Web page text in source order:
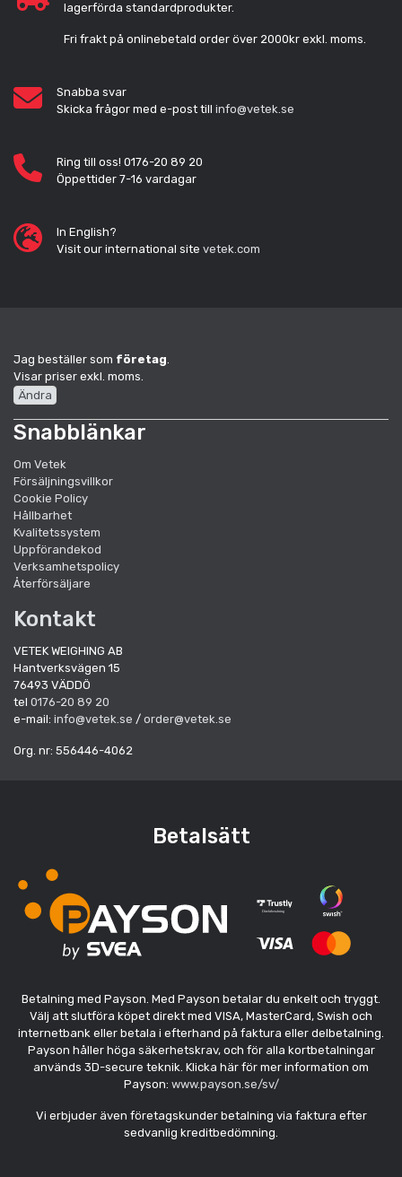
lagerförda standardprodukter.
Fri frakt på onlinebetald order över 2000kr exkl. moms.
Snabba svar
Skicka frågor med e-post till info@vetek.se
Ring till oss! 0176-20 89 20
Öppettider 7-16 vardagar
In English?
Visit our international site vetek.com
Jag beställer som företag.
Visar priser exkl. moms.
Ändra
Snabblänkar
Om Vetek
Försäljningsvillkor
Cookie Policy
Hållbarhet
Kvalitetssystem
Uppförandekod
Verksamhetspolicy
Återförsäljare
Kontakt
VETEK WEIGHING AB
Hantverksvägen 15
76493 VÄDDÖ
tel 0176-20 89 20
e-mail: info@vetek.se / order@vetek.se
Org. nr: 556446-4062
Betalsätt
Betalning med Payson. Med Payson betalar du enkelt och tryggt.
Välj att slutföra köpet direkt med VISA, MasterCard, Swish och
internetbank eller betala i efterhand på faktura eller delbetalning.
Payson håller höga säkerhetskrav, och för alla kortbetalningar
används 3D-secure teknik. Klicka här för mer information om
Payson: www.payson.se/sv/
Vi erbjuder även företagskunder betalning via faktura efter
sedvanlig kreditbedömning.